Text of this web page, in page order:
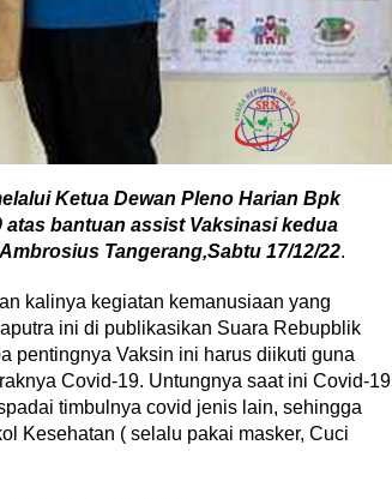
Ketua Dewan Pleno Harian Bpk
bantuan assist Vaksinasi kedua
Tangerang,Sabtu 17/12/22.
kalinya kegiatan kemanusiaan yang
ini di publikasikan Suara Rebupblik
pentingnya Vaksin ini harus diikuti guna
Covid-19. Untungnya saat ini Covid-19
timbulnya covid jenis lain, sehingga
Kesehatan ( selalu pakai masker, Cuci